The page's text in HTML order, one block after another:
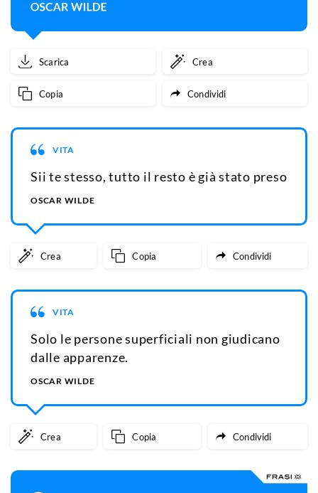
Scarica Crea
Copia Condividi
VITA
Sii te stesso, tutto il resto è già stato preso
OSCAR WILDE
Crea Copia Condividi
VITA
Solo le persone superficiali non giudicano
dalle apparenze.
OSCAR WILDE
Crea Copia Condividi